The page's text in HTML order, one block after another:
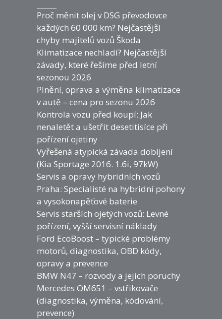
Proč měnit olej v DSG převodovce
každých 60 000 km? Nejčastější
chyby majitelů vozů Škoda
Klimatizace nechladí? Nejčastější
závady, které řešíme před letní
sezonou 2026
Plnění, oprava a výměna klimatizace
v autě – cena pro sezonu 2026
Kontrola vozu před koupí: Jak
nenaletět a ušetřit desetitisíce při
pořízení ojetiny
Vyřešená atypická závada dobíjení
(Kia Sportage 2016. 1.6i, 97kW)
Servis a opravy hybridních vozů
Praha: Specialisté na hybridní pohony
a vysokonapěťové baterie
Servis starších ojetých vozů: Levné
pořízení, vyšší servisní náklady
Ford EcoBoost – typické problémy
motorů, diagnostika, OBD kódy,
opravy a prevence
BMW N47 – rozvody a jejich poruchy
Mercedes OM651 – vstřikovače
(diagnostika, výměna, kódování,
prevence)